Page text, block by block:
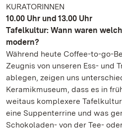
KURATORINNEN
10.00 Uhr und 13.00 Uhr
Tafelkultur: Wann waren
modern?
Während heute Coffee-to-go-
Zeugnis von unseren Ess- und
ablegen, zeigen uns
Keramikmuseum, dass es in
weitaus komplexere
eine Suppenterrine und was
Schokoladen- von der Tee-